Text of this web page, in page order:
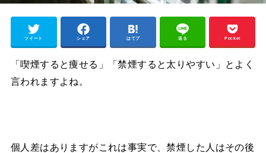
ツイート シェア はてブ 送る Pocket
「喫煙すると痩せる」「禁煙すると太りやすい」とよく
言われますよね。
個人差はありますがこれは事実で、禁煙した人はその後